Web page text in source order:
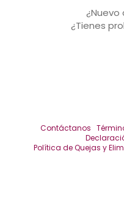
¿Nuevo
¿Tienes
Contáctanos
Política de Quejas y